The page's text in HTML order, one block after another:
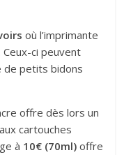
où l’imprimante
Ceux-ci peuvent
de petits bidons
offre dès lors un
cartouches
à 10€ (70ml) offre